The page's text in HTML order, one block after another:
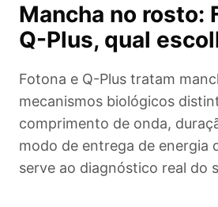
Mancha no rosto:
Q-Plus, qual
Fotona e Q-Plus tratam
mecanismos biológicos
comprimento de onda,
modo de entrega de energia
serve ao diagnóstico real do